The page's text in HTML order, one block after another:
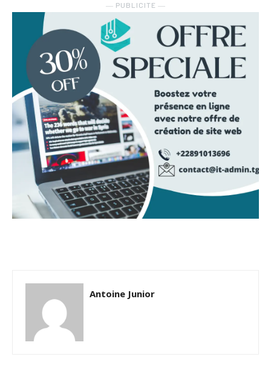
― PUBLICITE ―
Antoine Junior